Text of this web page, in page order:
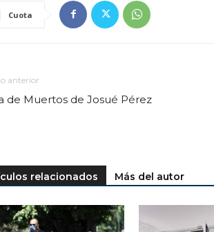
Cuota
anterior
de Muertos de Josué Pérez
relacionados Más del autor